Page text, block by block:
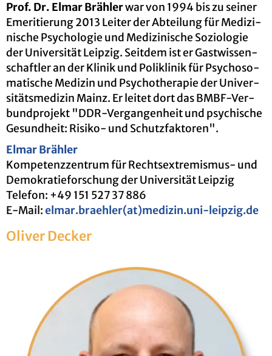
Prof. Dr. Elmar Bräh­lerwar von 1994 bis zu sei­ner
Eme­ri­tie­rung 2013 Lei­ter der Ab­tei­lung für Me­di­zi­
ni­sche Psy­cho­lo­gie und Me­di­zi­ni­sche So­zio­lo­gie
der Uni­ver­si­tät Leip­zig. Seit­dem ist er Gast­wis­sen­
schaft­ler an der Kli­nik und Po­li­kli­nik für Psy­cho­so­
ma­ti­sche Me­di­zin und Psy­cho­the­ra­pie der Uni­ver­
si­täts­me­di­zin Mainz. Er lei­tet dort das BMBF-Ver­
bund­pro­jekt "DDR-Ver­gan­gen­heit und psy­chi­sche
Ge­sund­heit: Ri­si­ko- und Schutz­fak­to­ren".
Elmar Bräh­ler
Kom­pe­tenz­zen­trum für Rechts­ex­tre­mis­mus- und
De­mo­kra­tie­for­schung der Uni­ver­si­tät Leip­zig
Te­le­fon: +49 151 527 37 886
E-Mail:elmar.​braehler(at)me­di­zin.​uni-​leipzig.​de
Oli­ver De­cker